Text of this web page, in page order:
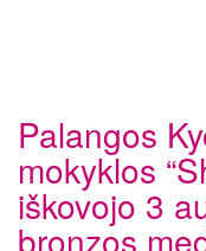
Palangos
mokyklos
iškovojo 3
bronzos